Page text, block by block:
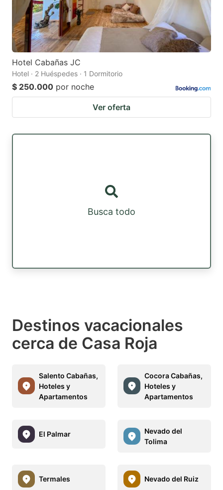
Hotel Cabañas JC
Hotel · 2 Huéspedes · 1 Dormitorio
$ 250.000 por noche
Ver oferta
Busca todo
Destinos vacacionales
cerca de Casa Roja
Salento Cabañas,
Hoteles y
Apartamentos
Cocora Cabañas,
Hoteles y
Apartamentos
El Palmar
Nevado del
Tolima
Termales Nevado del Ruiz